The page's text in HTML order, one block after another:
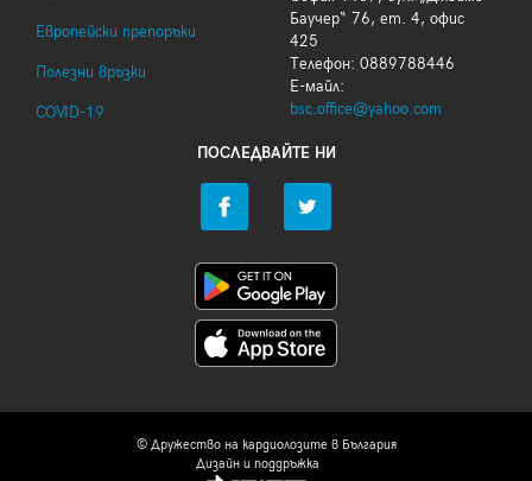
Европейски препоръки
Полезни връзки
COVID-19
Баучер“ 76, ет. 4, офис
425
Телефон: 0889788446
Е-майл:
bsc.office@yahoo.com
ПОСЛЕДВАЙТЕ НИ
© Дружество на кардиолозите в България
Дизайн и поддръжка